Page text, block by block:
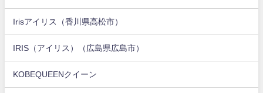
Irisアイリス（香川県高松市）
IRIS（アイリス）（広島県広島市）
KOBEQUEENクイーン